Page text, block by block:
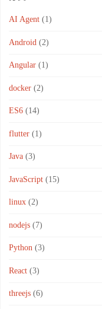
AI Agent(1)
Android (2)
Angular(1)
docker(2)
ES6(14)
flutter(1)
Java(3)
JavaScript(15)
linux(2)
nodejs(7)
Python(3)
React(3)
threejs(6)